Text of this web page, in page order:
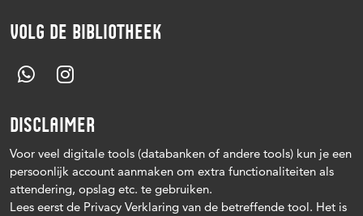
VOLG DE BIBLIOTHEEK
DISCLAIMER
Voor veel digitale tools (databanken of andere tools) kun je een
persoonlijk account aanmaken om extra functionaliteiten als
attendering, opslag etc. te gebruiken.
Lees eerst de Privacy Verklaring van de betreffende tool. Het is